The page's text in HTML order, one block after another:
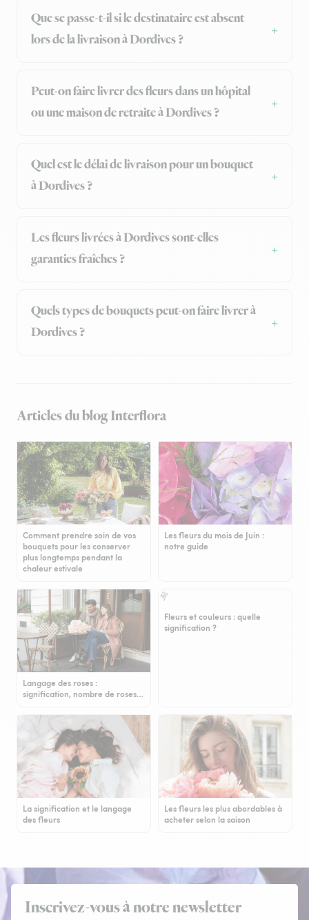
Que se passe-t-il si le destinataire est absent
lors de la livraison à Dordives ?
Peut-on faire livrer des fleurs dans un hôpital
ou une maison de retraite à Dordives ?
Quel est le délai de livraison pour un bouquet
à Dordives ?
Les fleurs livrées à Dordives sont-elles
garanties fraîches ?
Quels types de bouquets peut-on faire livrer à
Dordives ?
Articles du blog Interflora
Comment prendre soin de vos
bouquets pour les conserver
plus longtemps pendant la
chaleur estivale
Les fleurs du mois de Juin :
notre guide
Langage des roses :
signification, nombre de roses…
Fleurs et couleurs : quelle
signification ?
La signification et le langage
des fleurs
Les fleurs les plus abordables à
acheter selon la saison
Inscrivez-vous à notre newsletter